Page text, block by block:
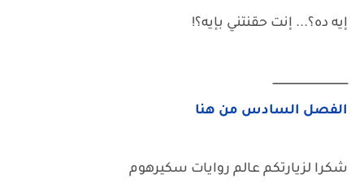
إيه ده؟... إنت حقنتني بإيه؟!
ــــــــــــــــــــــــــــــــــــــــــــــ
الفصل السادس من هنا
شكرا لزيارتكم عالم روايات سكيرهوم